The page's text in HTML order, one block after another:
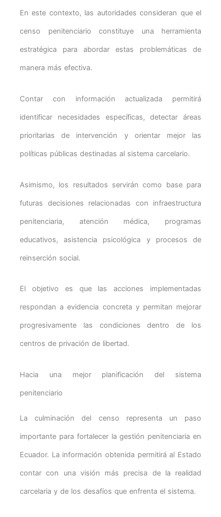
En este contexto, las autoridades consideran que el
censo penitenciario constituye una herramienta
estratégica para abordar estas problemáticas de
manera más efectiva.
Contar con información actualizada permitirá
identificar necesidades específicas, detectar áreas
prioritarias de intervención y orientar mejor las
políticas públicas destinadas al sistema carcelario.
Asimismo, los resultados servirán como base para
futuras decisiones relacionadas con infraestructura
penitenciaria, atención médica, programas
educativos, asistencia psicológica y procesos de
reinserción social.
El objetivo es que las acciones implementadas
respondan a evidencia concreta y permitan mejorar
progresivamente las condiciones dentro de los
centros de privación de libertad.
Hacia una mejor planificación del sistema
penitenciario
La culminación del censo representa un paso
importante para fortalecer la gestión penitenciaria en
Ecuador. La información obtenida permitirá al Estado
contar con una visión más precisa de la realidad
carcelaria y de los desafíos que enfrenta el sistema.